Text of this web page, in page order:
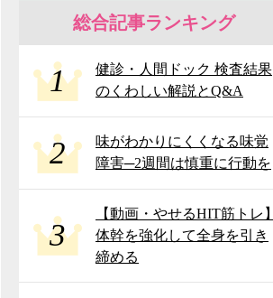
総合記事ランキング
1
健診・人間ドック 検査結果
のくわしい解説とQ&A
2
味がわかりにくくなる味覚
障害─2週間は慎重に行動を
3
【動画・やせるHIT筋トレ】
体幹を強化して全身を引き
締める